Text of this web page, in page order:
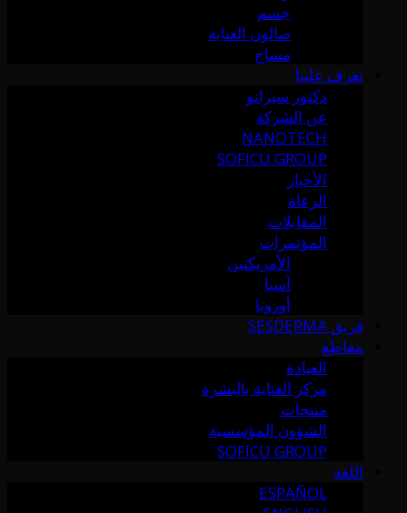
جسم
صالون العناية
مساج
تعرف علينا
دكتور سيرانو
عن الشركة
NANOTECH
SOFICU GROUP
الأخبار
الرعاة
المقابلات
المؤتمرات
الأمريكتين
آسيا
أوروبا
فريق SESDERMA
مقاطع
العيادة
مركز العناية بالبشرة
منتجات
الشؤون المؤسسية
SOFICU GROUP
اللغة
ESPAÑOL